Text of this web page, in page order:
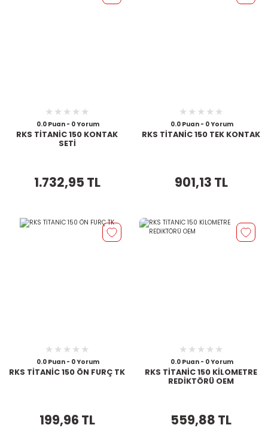
0.0 Puan - 0 Yorum
RKS TİTANİC 150 KONTAK
SETİ
1.732,95 TL
0.0 Puan - 0 Yorum
RKS TİTANİC 150 TEK KONTAK
901,13 TL
0.0 Puan - 0 Yorum
RKS TİTANİC 150 ÖN FURÇ TK
199,96 TL
0.0 Puan - 0 Yorum
RKS TİTANİC 150 KİLOMETRE
REDİKTÖRÜ OEM
559,88 TL